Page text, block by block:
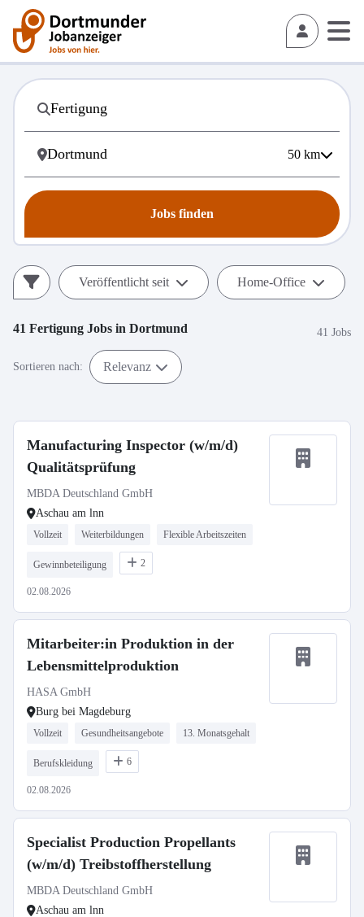
50 km
Jobs finden
Veröffentlicht seit Home-Office
41 Fertigung Jobs in Dortmund 41 Jobs
Sortieren nach: Relevanz
Manufacturing Inspector (w/m/d)
Qualitätsprüfung
MBDA Deutschland GmbH
Aschau am lnn
Vollzeit Weiterbildungen Flexible Arbeitszeiten
Gewinnbeteiligung 2
02.08.2026
Mitarbeiter:in Produktion in der
Lebensmittelproduktion
HASA GmbH
Burg bei Magdeburg
Vollzeit Gesundheitsangebote 13. Monatsgehalt
Berufskleidung 6
02.08.2026
Specialist Production Propellants
(w/m/d) Treibstoffherstellung
MBDA Deutschland GmbH
Aschau am lnn